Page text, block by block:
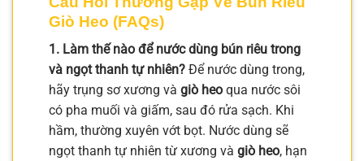
Giò Heo (FAQs)
1. Làm thế nào để nước dùng bún riêu trong
và ngọt thanh tự nhiên? Để nước dùng trong,
hãy trụng sơ xương và giò heo qua nước sôi
có pha muối và giấm, sau đó rửa sạch. Khi
hầm, thường xuyên vớt bọt. Nước dùng sẽ
ngọt thanh tự nhiên từ xương và giò heo, hạn